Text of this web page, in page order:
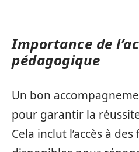
Importance de
pédagogique
Un bon
pour garantir la
Cela inclut l’accès à